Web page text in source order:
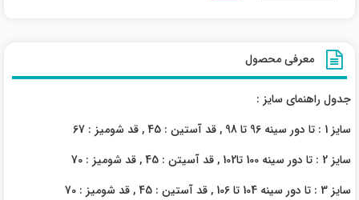
معرفی محصول
جدول راهنمای سایز :
سایز 1 : تا دور سینه 96 تا 98 , قد آستین : 45 , قد شومیز : 67
سایز 2 : تا دور سینه 100 تا102 , قد آسیتن : 45 , قد شومیز : 70
سایز 3 : تا دور سینه 104 تا 106 , قد آستین : 45 , قد شومیز : 70